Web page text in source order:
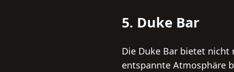
5. Duke Bar
Die Duke Bar bietet nicht
entspannte Atmosphäre